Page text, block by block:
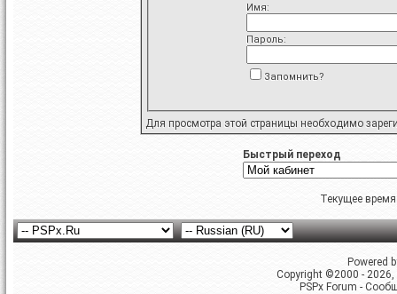
Имя:
Пароль:
Запомнить?
Для просмотра этой страницы необходимо
Быстрый переход
Текущее
Powered
Copyright ©2000 -
PSPx Forum -